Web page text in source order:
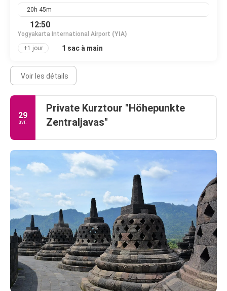
20h 45m
12:50
Yogyakarta International Airport (YIA)
+1 jour
1 sac à main
Voir les détails
29
avr.
Private Kurztour "Höhepunkte
Zentraljavas"